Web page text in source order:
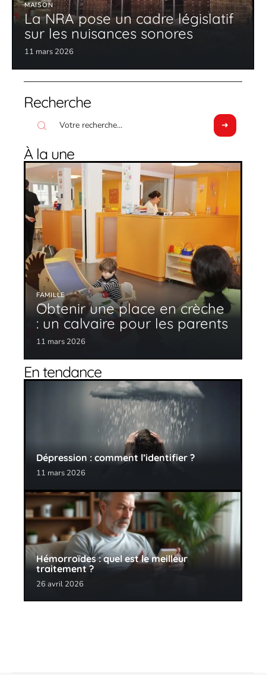
MAISON
La NRA pose un cadre législatif
sur les nuisances sonores
11 mars 2026
Recherche
À la une
FAMILLE
Obtenir une place en crèche
: un calvaire pour les parents
11 mars 2026
En tendance
Dépression : comment l’identifier ?
11 mars 2026
Hémorroïdes : quel est le meilleur
traitement ?
26 avril 2026